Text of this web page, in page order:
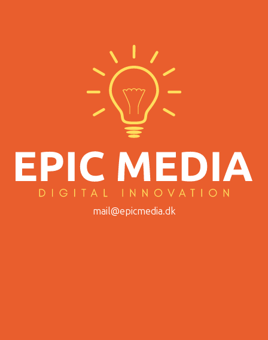
mail@epicmedia.dk